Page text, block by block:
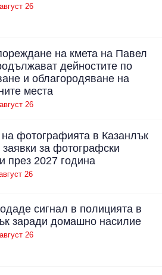
26
на кмета на Павел
дейностите по
и облагородяване на
места
26
фотографията в Казанлък
за фотографски
през 2027 година
26
сигнал в полицията в
заради домашно насилие
26